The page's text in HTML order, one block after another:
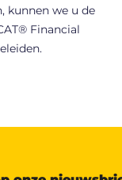
kunnen we u de
Financial